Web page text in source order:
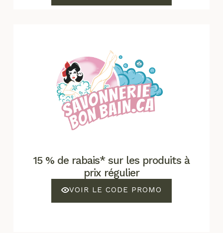
15 % de rabais* sur les produits à
prix régulier
VOIR LE CODE PROMO